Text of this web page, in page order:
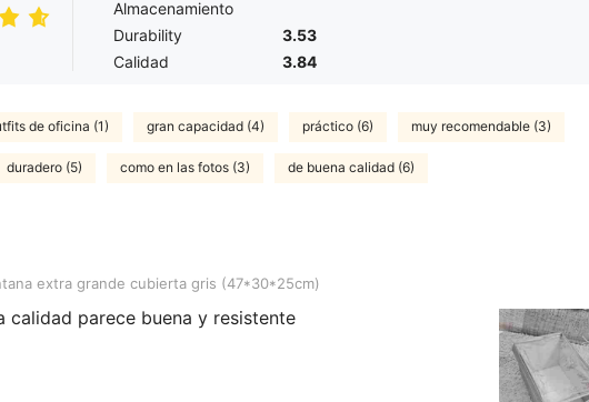
Almacenamiento
Durability
3.53
Calidad
3.84
de oficina (1) gran capacidad (4) práctico (6) muy recomendable (3)
duradero (5) como en las fotos (3) de buena calidad (6)
grande cubierta gris (47*30*25cm)
extra grande cubierta gris (47*30*25cm)
calidad parece buena y resistente